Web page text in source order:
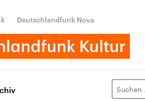
Deutschlandfunk Nova